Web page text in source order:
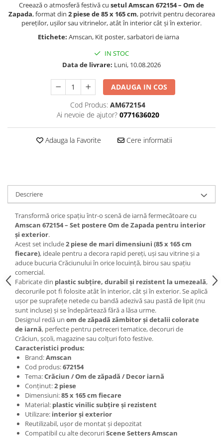
Papusi miniaturale
Casute de papusi
SETURI SI PACHETE CADOU
MACHETE AUTO SCARA 1:43
Machete Auto Romanesti 1:43 –
Miniaturi Dacia, ARO si Modele
Machete Politie / Carabinieri 1:43
Machete Auto Civile la Scara 1:43 –
Limuzine, Hatchback si Sedan
Machete Prezidentiale 1:43
Off-Road si Vehicule 4x4
Machete Taxi 1:43
Machete Van-uri si Dubite 1:43 –
Miniaturi Autoutilitare si Vehicule
Comerciale
Muscle Cars / Sport 1:43
MACHETE AUTO ROMANESTI
Machete Auto Romanesti 1:43
Machete Auto Romanesti 1:18
Machete Auto Romanesti 1:24
MACHETE AUTO SCARA 1:24
MACHETE MILITARE
MACHETE AUTOBUZE SI TRAMVAIE
MACHETE AUTO SCARA 1:18
Machete Auto Scara 1:32 – 1:36 –
Miniaturi Detaliate pentru Colectie
MACHETE AUTO SCARA 1:64
MACHETE AUTO SCARA 1:72 - 1:76
MACHETE AUTO SCARA 1:87
MACHETE CAMIOANE / CAP
Creează o atmosferă festivă cu setul Amscan 672154 – Om de
Zapada, format din 2 piese de 85 x 165 cm, potrivit pentru decorarea
pereților, ușilor sau vitrinelor, atât în interior cât și în exterior.
Etichete: Amscan, Kit poster, sarbatori de iarna
IN STOC
Data de livrare: Luni, 10.08.2026
ADAUGA IN COS
Cod Produs: AM672154
Ai nevoie de ajutor? 0771636020
Adauga la Favorite Cere informatii
Descriere
Transformă orice spațiu într-o scenă de iarnă fermecătoare cu
Amscan 672154 – Set postere Om de Zapada pentru interior
și exterior.
Acest set include2 piese de mari dimensiuni (85 x 165 cm
fiecare), ideale pentru a decora rapid pereți, uși sau vitrine și a
aduce bucuria Crăciunului în orice locuință, birou sau spațiu
comercial.
Fabricate din plastic subțire, durabil și rezistent la umezeală,
decorurile pot fi folosite atât în interior, cât și în exterior. Se aplică
ușor pe suprafețe netede cu bandă adezivă sau pastă de lipit (nu
sunt incluse) și se îndepărtează fără a lăsa urme.
Designul redă un om de zăpadă zâmbitor și detalii colorate
de iarnă, perfecte pentru petreceri tematice, decoruri de
Crăciun, școli, magazine sau colțuri foto festive.
Caracteristici produs:
Brand:Amscan
Cod produs:672154
Tema:Crăciun / Om de zăpadă / Decor iarnă
Conținut:2 piese
Dimensiuni:85 x 165 cm fiecare
Material: plastic vinilic subțire și rezistent
Utilizare: interior și exterior
Reutilizabil, ușor de montat și depozitat
Compatibil cu alte decoruriScene Setters Amscan